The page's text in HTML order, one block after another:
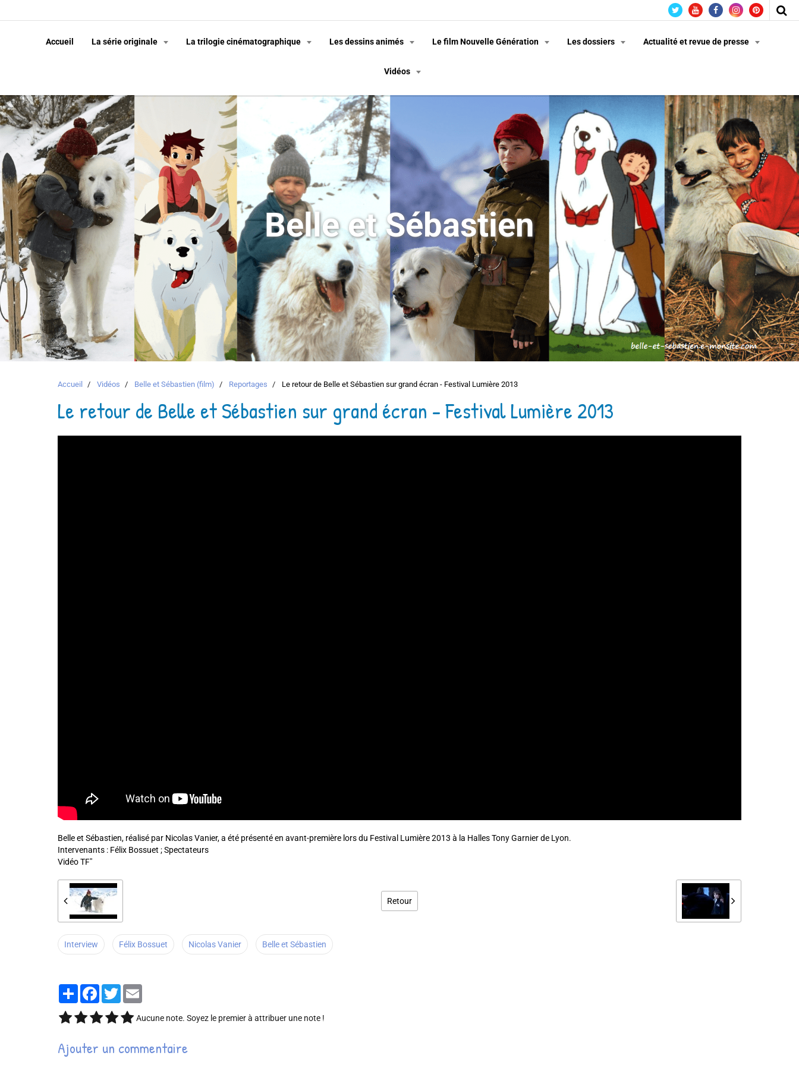
Accueil La série originale La trilogie cinématographique Les dessins animés Le film Nouvelle Génération Les dossiers Actualité et revue de presse
Vidéos
Belle et Sébastien
Accueil Vidéos Belle et Sébastien (film) Reportages Le retour de Belle et Sébastien sur grand écran - Festival Lumière 2013
Le retour de Belle et Sébastien sur grand écran - Festival Lumière 2013
Belle et Sébastien, réalisé par Nicolas Vanier, a été présenté en avant-première lors du Festival Lumière 2013 à la Halles Tony Garnier de Lyon.
Intervenants : Félix Bossuet ; Spectateurs
Vidéo TF"
Retour
Interview Félix Bossuet Nicolas Vanier Belle et Sébastien
PartagerFacebook
Twitter
Aucune note. Soyez le premier à attribuer une note !
Ajouter un commentaire